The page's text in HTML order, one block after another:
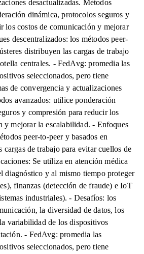
desactualizadas. Métodos
dinámica, protocolos seguros y
los costos de comunicación y mejorar
descentralizados: los métodos peer-
distribuyen las cargas de trabajo
centrales. - FedAvg: promedia las
seleccionados, pero tiene
de convergencia y actualizaciones
avanzados: utilice ponderación
y compresión para reducir los
y mejorar la escalabilidad. - Enfoques
peer-to-peer y basados ​​en
cargas de trabajo para evitar cuellos de
Se utiliza en atención médica
diagnóstico y al mismo tiempo proteger
finanzas (detección de fraude) e IoT
industriales). - Desafíos: los
la diversidad de datos, los
variabilidad de los dispositivos
- FedAvg: promedia las
seleccionados, pero tiene